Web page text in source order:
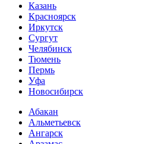
Казань
Красноярск
Иркутск
Сургут
Челябинск
Тюмень
Пермь
Уфа
Новосибирск
Абакан
Альметьевск
Ангарск